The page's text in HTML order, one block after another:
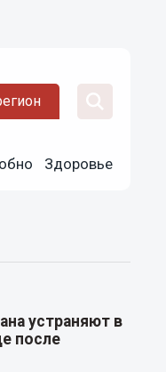
Здоровье
устраняют в
после